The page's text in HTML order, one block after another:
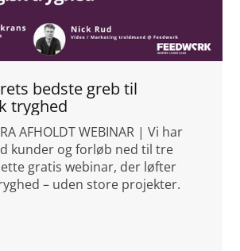
bedste greb til
tryghed
AFHOLDT WEBINAR | Vi har
kunder og forløb ned til tre
gratis webinar, der løfter
– uden store projekter.